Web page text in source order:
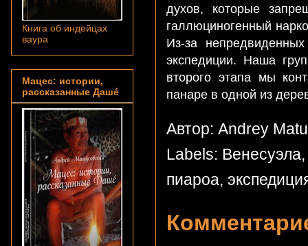
духов, которые
галлюциногенный
Из-за
экспедиции. Наша
второго этапа мы
панаре в одной из
Автор: Andrey
Labels: Венесуэла
пиароа,
Книга об индейцах
ваура
Мацес: истории,
рассказанные Дашé